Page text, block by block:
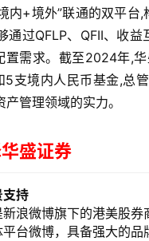
内+境外”联通的双平台,
通过QFLP、QFII、收益
置需求。截至2024年,
5支境内人民币基金,总
管理领域的实力。
盛证券
支持
浪微博旗下的港美股券
台微博，具备强大的品